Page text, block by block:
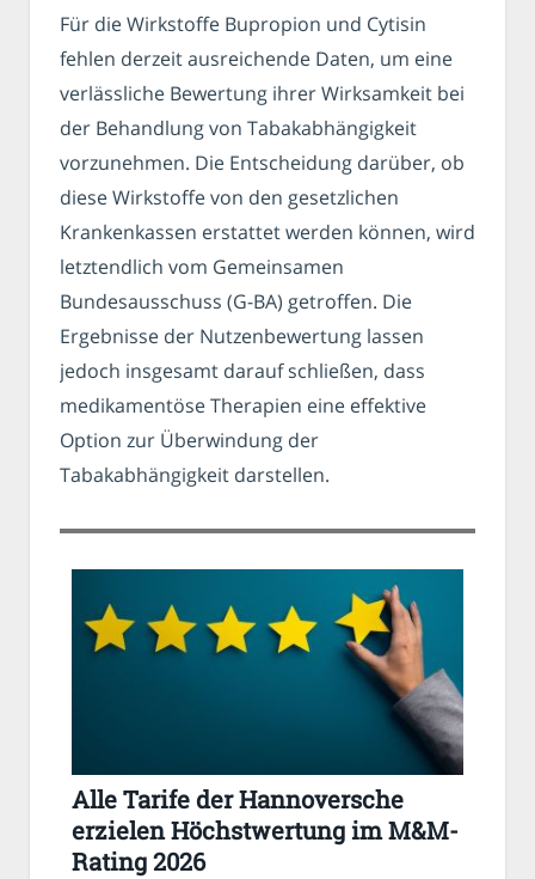
Für die Wirkstoffe Bupropion und Cytisin
fehlen derzeit ausreichende Daten, um eine
verlässliche Bewertung ihrer Wirksamkeit bei
der Behandlung von Tabakabhängigkeit
vorzunehmen. Die Entscheidung darüber, ob
diese Wirkstoffe von den gesetzlichen
Krankenkassen erstattet werden können, wird
letztendlich vom Gemeinsamen
Bundesausschuss (G-BA) getroffen. Die
Ergebnisse der Nutzenbewertung lassen
jedoch insgesamt darauf schließen, dass
medikamentöse Therapien eine effektive
Option zur Überwindung der
Tabakabhängigkeit darstellen.
Alle Tarife der Hannoversche
erzielen Höchstwertung im M&M-
Rating 2026